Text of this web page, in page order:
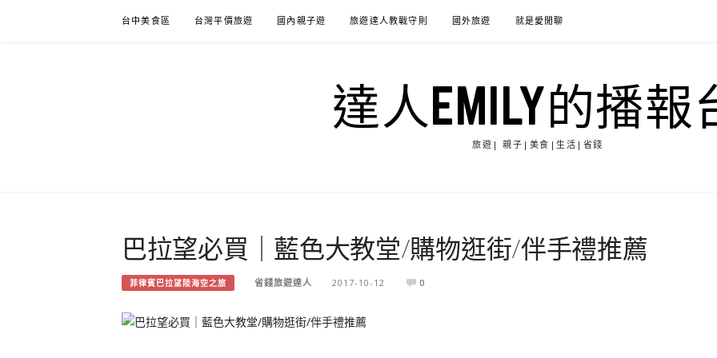
台中美食區 台灣平價旅遊 國內親子遊 旅遊達人教戰守則 國外旅遊 就是愛閒聊
達人EMILY的播報
旅遊| 親子|美食|生活|省錢
巴拉望必買｜藍色大教堂/購物逛街/伴手禮推薦
菲律賓巴拉望陸海空之旅 省錢旅遊達人 2017-10-12 0